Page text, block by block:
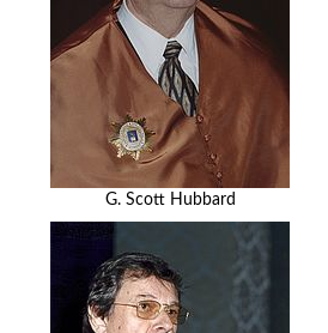
G. Scott Hubbard